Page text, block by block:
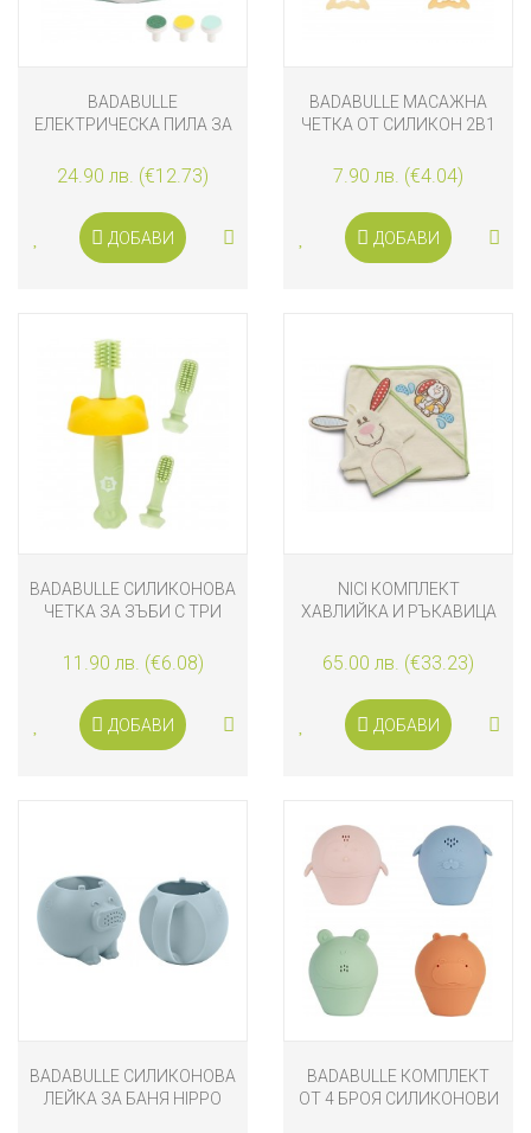
BADABULLE
ЕЛЕКТРИЧЕСКА ПИЛА ЗА
24.90 лв. (€12.73)
ДОБАВИ
BADABULLE МАСАЖНА
ЧЕТКА ОТ СИЛИКОН 2В1
7.90 лв. (€4.04)
ДОБАВИ
BADABULLE СИЛИКОНОВА
ЧЕТКА ЗА ЗЪБИ С ТРИ
11.90 лв. (€6.08)
ДОБАВИ
NICI КОМПЛЕКТ
ХАВЛИЙКА И РЪКАВИЦА
65.00 лв. (€33.23)
ДОБАВИ
BADABULLE СИЛИКОНОВА
ЛЕЙКА ЗА БАНЯ HIPPO
BADABULLE КОМПЛЕКТ
ОТ 4 БРОЯ СИЛИКОНОВИ